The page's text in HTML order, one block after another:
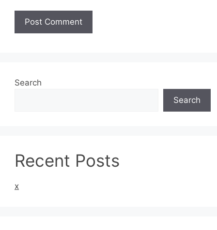
Search
Search
Recent Posts
x